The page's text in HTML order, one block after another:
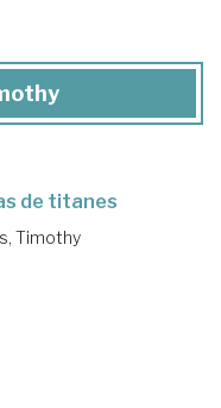
de titanes
Timothy